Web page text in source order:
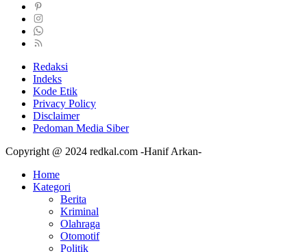
Redaksi
Indeks
Kode Etik
Privacy Policy
Disclaimer
Pedoman Media Siber
Copyright @ 2024 redkal.com -Hanif Arkan-
Home
Kategori
Berita
Kriminal
Olahraga
Otomotif
Politik